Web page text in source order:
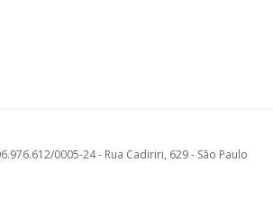
0005-24 - Rua Cadiriri, 629 - São Paulo